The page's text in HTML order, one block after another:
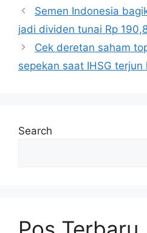
Semen Indonesia
jadi dividen tunai Rp
Cek deretan saham
sepekan saat IHSG terjun
Search